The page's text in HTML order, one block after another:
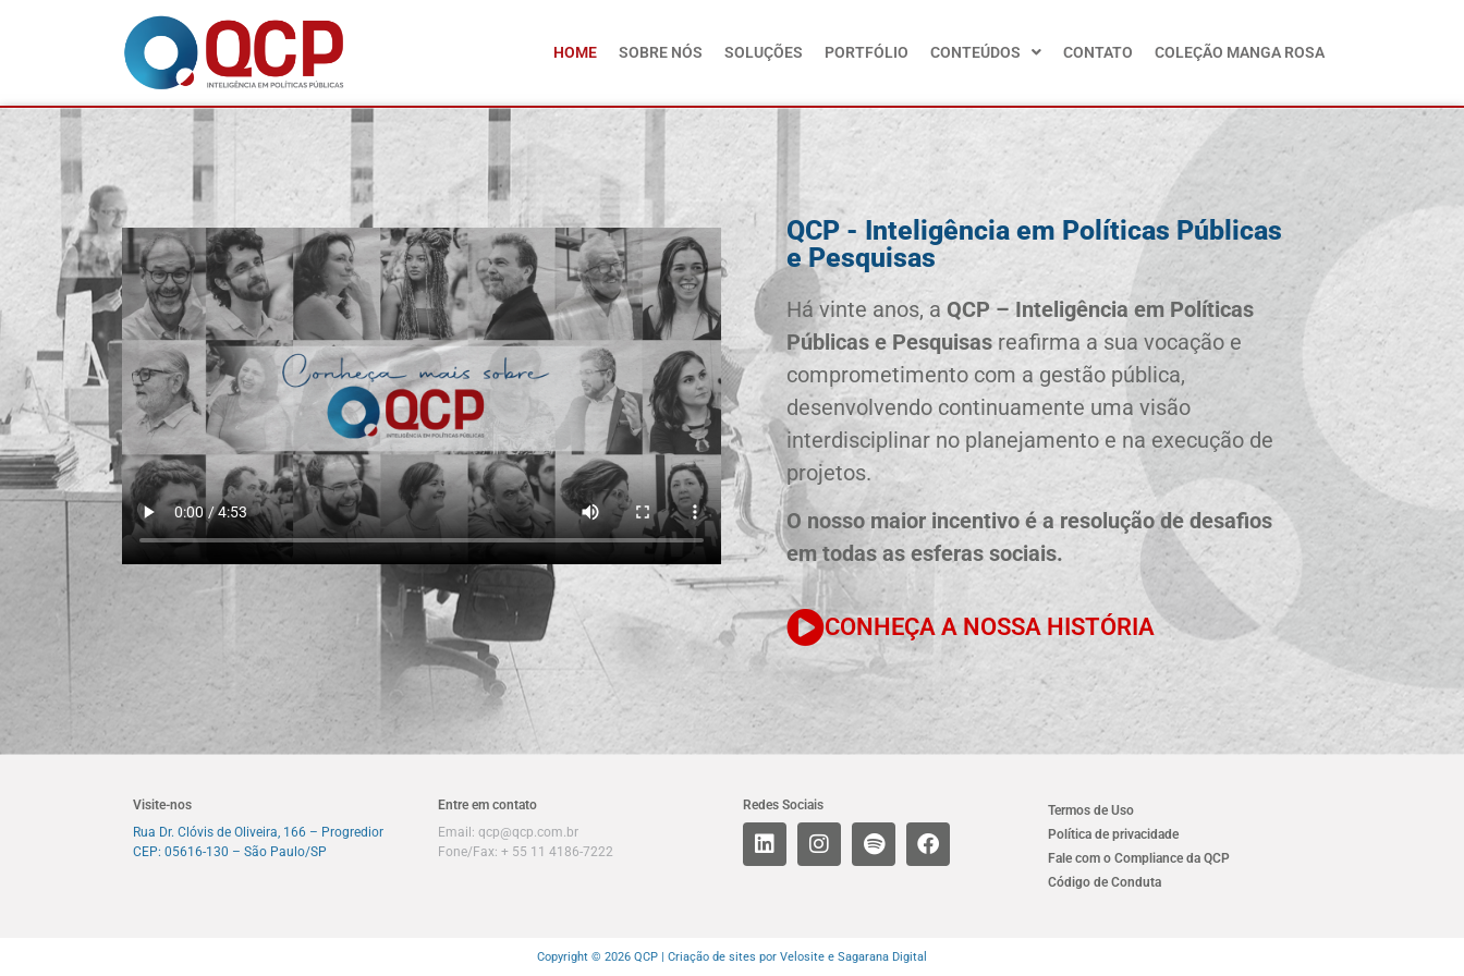
HOME SOBRE NÓS SOLUÇÕES PORTFÓLIO CONTEÚDOS CONTATO COLEÇÃO MANGA ROSA
QCP - Inteligência em Políticas Públicas
e Pesquisas
Há vinte anos, a QCP – Inteligência em Políticas
Públicas e Pesquisas reafirma a sua vocação e
comprometimento com a gestão pública,
desenvolvendo continuamente uma visão
interdisciplinar no planejamento e na execução de
projetos.
O nosso maior incentivo é a resolução de desafios
em todas as esferas sociais.
CONHEÇA A NOSSA HISTÓRIA
Visite-nos
Rua Dr. Clóvis de Oliveira, 166 – Progredior
CEP: 05616-130 – São Paulo/SP
Entre em contato
Email: qcp@qcp.com.br
Fone/Fax: + 55 11 4186-7222
Redes Sociais
Termos de Uso
Política de privacidade
Fale com o Compliance da QCP
Código de Conduta
Copyright © 2026 QCP | Criação de sites por Velosite e Sagarana Digital